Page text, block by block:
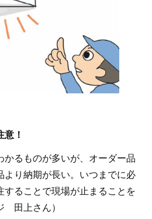
！
かるものが多いが、オーダー品
より納期が長い。いつまでに必
ることで現場が止まることを
田上さん）